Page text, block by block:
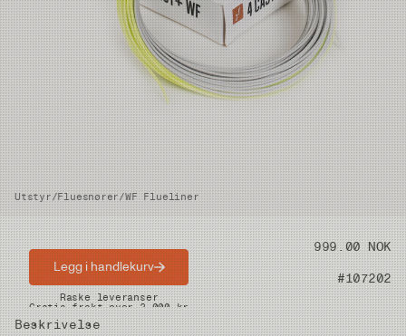
Utstyr/Fluesnører/WF Flueliner
Pris 999.00 NOK
Artikkelnummer #107202
Beskrivelse
Legg i handlekurv
Raske leveranser
Gratis frakt over 2.000 kr